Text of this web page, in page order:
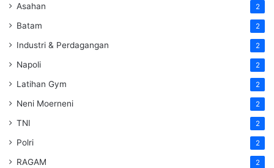
Asahan 2
Batam 2
Industri & Perdagangan 2
Napoli 2
Latihan Gym 2
Neni Moerneni 2
TNI 2
Polri 2
RAGAM 2